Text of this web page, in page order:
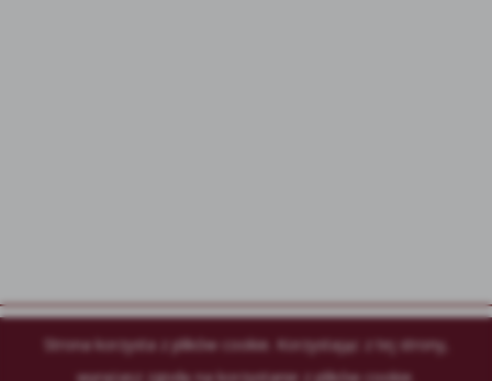
Strona korzysta z plików cookie. Korzystając z tej strony,